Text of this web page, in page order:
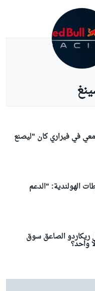
في فيراري كان "ليصنع
الهولندية: "الدعم
ريكاردو الصاعق سوق
واحد؟